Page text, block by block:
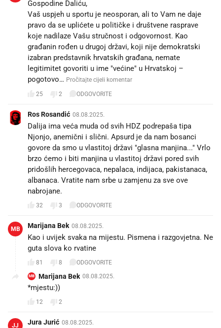
Gospodine Daliću,
Vaš uspjeh u sportu je neosporan, ali to Vam ne daje
pravo da se uplićete u političke i društvene rasprave
koje nadilaze Vašu stručnost i odgovornost. Kao
građanin rođen u drugoj državi, koji nije demokratski
izabran predstavnik hrvatskih građana, nemate
legitimitet govoriti u ime "većine" u Hrvatskoj –
pogotovo… Pročitajte cijeli komentar
25 2 ODGOVORITE
Ros Rosandić 08.08.2025.
Dalija ima veća muda od svih HDZ podrepaša tipa
Njonjo, anemični i slični. Apsurd je da nam bosanci
govore da smo u vlastitoj državi "glasna manjina..." Vrlo
brzo ćemo i biti manjina u vlastitoj državi pored svih
pridošlih hercegovaca, nepalaca, indijaca, pakistanaca,
albanaca. Vratite nam srbe u zamjenu za sve ove
nabrojane.
32 3 ODGOVORITE
MB Marijana Bek 08.08.2025.
Kao i uvijek svaka na mijestu. Pismena i razgovjetna. Ne
guta slova ko rvatine
81 8 ODGOVORITE
MB Marijana Bek 08.08.2025.
*mjestu:))
12 2
JJ Jura Jurić 08.08.2025.